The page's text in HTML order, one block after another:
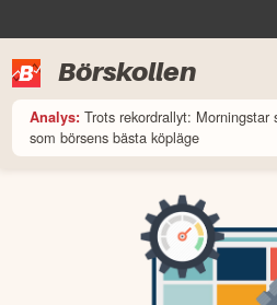
Börskollen
Analys: Trots rekordrallyt: Morningstar
som börsens bästa köpläge